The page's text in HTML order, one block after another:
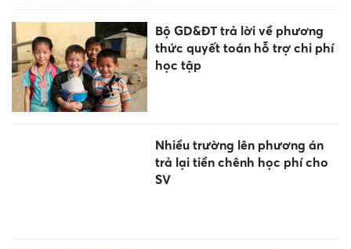
Bộ GD&ĐT trả lời về phương
thức quyết toán hỗ trợ chi phí
học tập
Nhiều trường lên phương án
trả lại tiền chênh học phí cho
SV